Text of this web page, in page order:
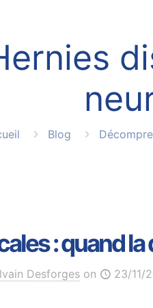
Blog
: quand
Desforges on 23/11/